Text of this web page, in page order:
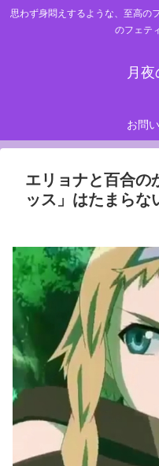
思わず身悶えするような、至高の
のフェテ
月
お問
エリョナと百合の
ッス」はたまらな